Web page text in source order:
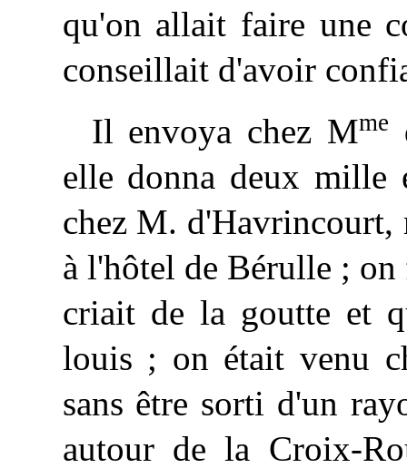
qu'on allait faire une
conseillait d'avoir
Il envoya chez Mme
elle donna deux mille
chez M.
à l'hôtel de Bérulle ;
criait de la goutte et
louis ; on était venu
sans être sorti d'un
autour de la Croix-